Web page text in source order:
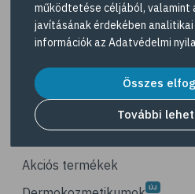
# hal
# egészséges táplálkozás
# reuma
# ízületi fájdalom
A Gyöngy gyógyszertárat
gyógyszertárként üzemeltető
társaságok felelnek az adott
elérhetőségeit a
Gyógyszertár
tekintheti meg.
Navigáció
Akciós termékek
működtetése céljából, valamint
javításának érdekében
információk az Adatvédelmi
Összes
További